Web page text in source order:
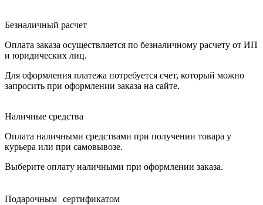
Безналичный расчет
Оплата заказа осуществляется по безналичному расчету от ИП
и юридических лиц.
Для оформления платежа потребуется счет, который можно
запросить при оформлении заказа на сайте.
Наличные средства
Оплата наличными средствами при получении товара у
курьера или при самовывозе.
Выберите оплату наличными при оформлении заказа.
Подарочным сертификатом